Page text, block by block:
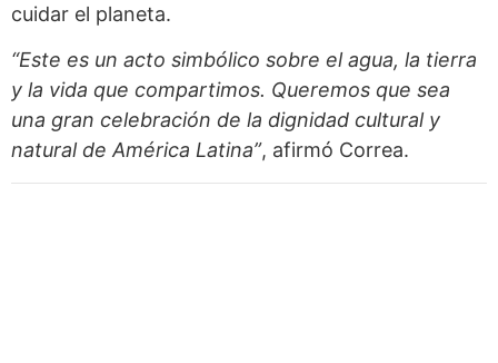
cuidar el planeta.
“Este es un acto simbólico sobre el agua, la tierra
y la vida que compartimos. Queremos que sea
una gran celebración de la dignidad cultural y
natural de América Latina”, afirmó Correa.